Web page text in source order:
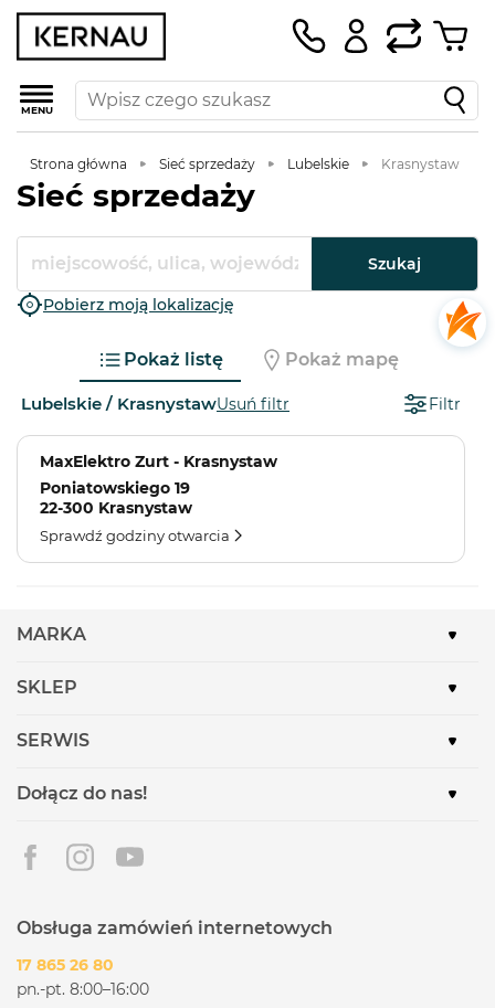
MENU
Strona główna Sieć sprzedaży Lubelskie Krasnystaw
Sieć sprzedaży
Szukaj
Pobierz moją lokalizację
Pokaż listę Pokaż mapę
Lubelskie / KrasnystawUsuń filtr Filtr
MaxElektro Zurt - Krasnystaw
Poniatowskiego 19
22-300 Krasnystaw
Sprawdź godziny otwarcia
MARKA
SKLEP
SERWIS
Dołącz do nas!
Obsługa zamówień internetowych
17 865 26 80
pn.-pt. 8:00–16:00